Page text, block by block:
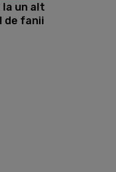
un alt
de fanii